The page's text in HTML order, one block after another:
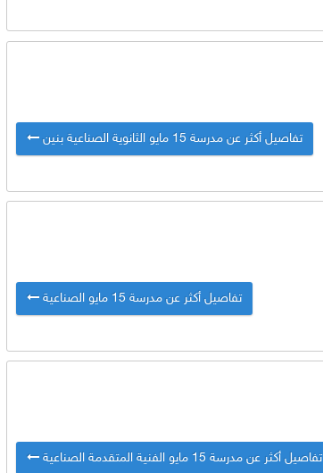
تفاصيل أكثر عن مدرسة 15 مايو الثانوية الصناعية بنين
تفاصيل أكثر عن مدرسة 15 مايو الصناعية
تفاصيل أكثر عن مدرسة 15 مايو الفنية المتقدمة الصناعية